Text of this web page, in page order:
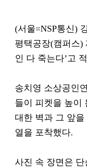
(서울=NSP통신)
평택공장(캠퍼스)
인 다 죽는다’고
송치영 소상공인
들이 피켓을 높이
대한 벽과 그 앞
열을 포착했다.
사진 속 장면은 단